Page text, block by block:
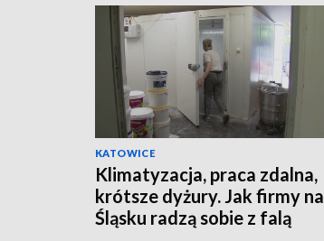
KATOWICE
Klimatyzacja, praca zdalna,
krótsze dyżury. Jak firmy na
Śląsku radzą sobie z falą